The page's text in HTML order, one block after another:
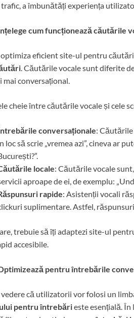
a îmbunătăți experiența
cum funcționează căutările
eficient site-ul pentru
. Căutările vocale sunt diferite
mai conversațional.
cheie între căutările vocale și cele
conversaționale: Căutările
loc să scrie „vremea azi”, cineva ar
locale: Căutările vocale
aproape de ei, de exemplu:
rapide: Asistenții vocali
suplimentare. Astfel,
trebuie să îți adaptezi site-ul
accesibile.
pentru întrebările
că utilizatorii vor folosi un
pentru întrebărieste esențială.